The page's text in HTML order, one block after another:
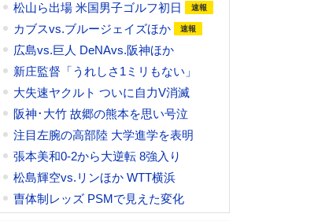
松山ら出場 米国男子ゴルフ初日
カブスvs.ブルージェイズほか
広島vs.巨人 DeNAvs.阪神ほか
新庄監督「うれしさ1ミリもない」
大失速ヤクルト ついに自力V消滅
阪神･大竹 故郷の熊本を思い号泣
注目左腕の高部陸 大学進学を表明
張本美和0-2から大逆転 8強入り
松島輝空vs.リンほか WTT横浜
曺体制レッズ PSMで見えた変化